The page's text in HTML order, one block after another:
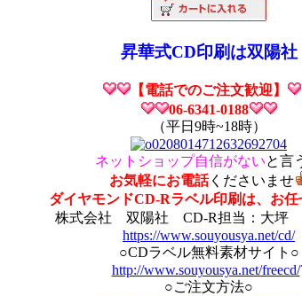
昇華式CD印刷は双陽社
【電話でのご注文歓迎】
06-6341-0188
（平日9時~18時）
ネットショップ自信がないと言
お気軽にお電話くださいませ
ダイヤモンドCD-Rラベル印刷は、お任
株式会社 双陽社 CD-R担当
https://www.souyousya.net/cd/
○CDラベル無料素材サイト○
http://www.souyousya.net/freecd/
○ご注文方法○